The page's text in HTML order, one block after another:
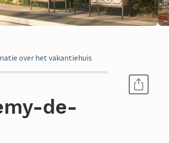
over het vakantiehuis
de-